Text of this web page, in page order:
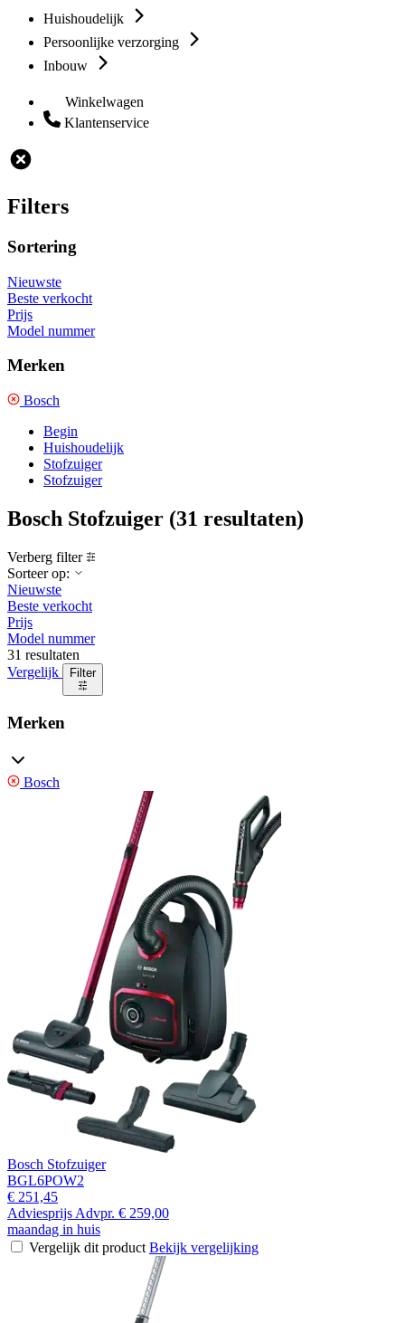
Huishoudelijk
Persoonlijke verzorging
Inbouw
Winkelwagen
Klantenservice
Filters
Sortering
Nieuwste
Beste verkocht
Prijs
Model nummer
Merken
Bosch
Begin
Huishoudelijk
Stofzuiger
Stofzuiger
Bosch Stofzuiger (31 resultaten)
Verberg filter
Sorteer op:
Nieuwste
Beste verkocht
Prijs
Model nummer
31 resultaten
Vergelijk
Filter
Merken
Bosch
Bosch Stofzuiger
BGL6POW2
€ 251,45
Adviesprijs Advpr. € 259,00
maandag in huis
Vergelijk dit product Bekijk vergelijking